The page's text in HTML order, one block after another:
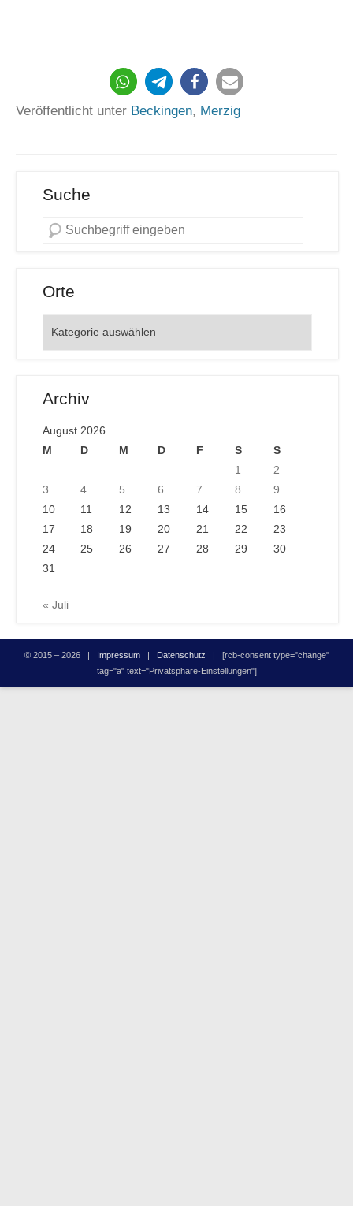
37
Veröffentlicht unter Beckingen, Merzig
Suche
Orte
Archiv
August 2026
M
D M D F S
S
1
2
3
4 5 6 7 8
9
10
11 12 13 14 15
16
17
18 19 20 21 22
23
24
25 26 27 28 29
30
31
« Juli
© 2015 – 2026 | Impressum| Datenschutz | [rcb-consent type="change"
tag="a" text="Privatsphäre-Einstellungen"]